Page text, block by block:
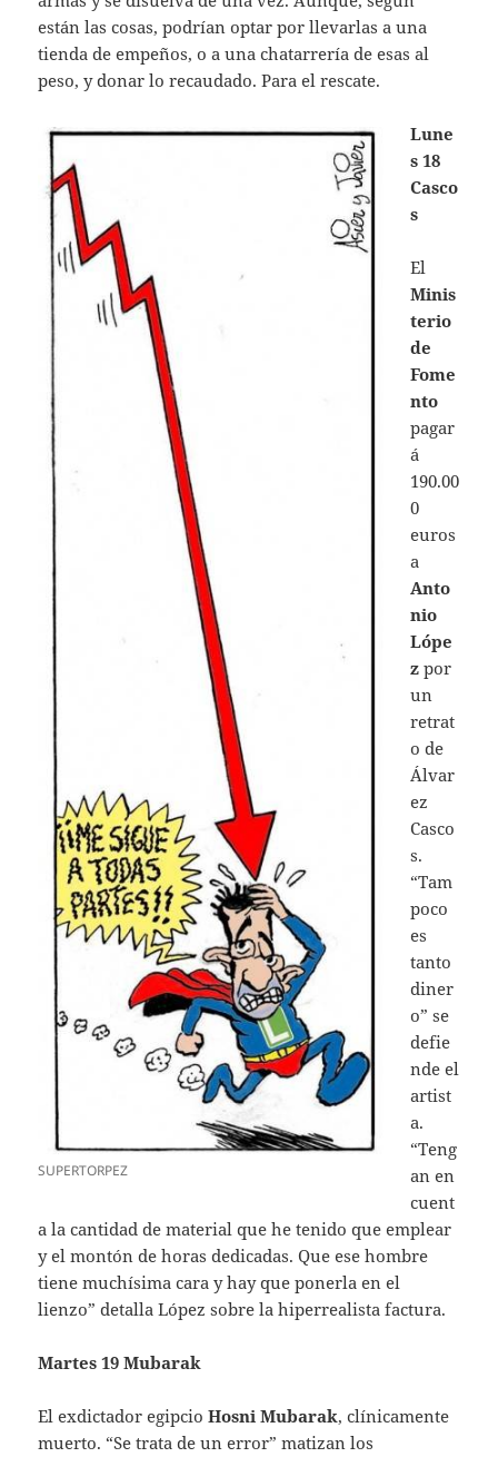
están las cosas, podrían optar por llevarlas a una
tienda de empeños, o a una chatarrería de esas al
peso, y donar lo recaudado. Para el rescate.
SUPERTORPEZ
Lune
s 18
Casco
s
El
Minis
terio
de
Fome
nto
pagar
á
190.00
0
euros
a
Anto
nio
Lópe
z por
un
retrat
o de
Álvar
ez
Casco
s.
“Tam
poco
es
tanto
diner
o” se
defie
nde el
artist
a.
“Teng
an en
cuent
a la cantidad de material que he tenido que emplear
y el montón de horas dedicadas. Que ese hombre
tiene muchísima cara y hay que ponerla en el
lienzo” detalla López sobre la hiperrealista factura.
Martes 19 Mubarak
El exdictador egipcioHosni Mubarak, clínicamente
muerto. “Se trata de un error” matizan los